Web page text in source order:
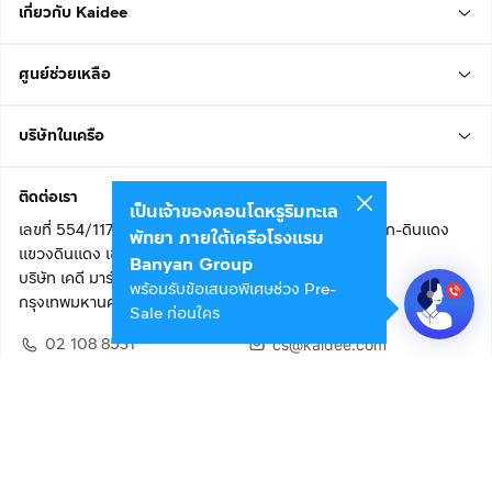
เกี่ยวกับ Kaidee
ศูนย์ช่วยเหลือ
บริษัทในเครือ
ติดต่อเรา
เลขที่ 554/117 อาคารสกายไนน์ เซ็นเตอร์ ชั้น 22 ถนนอโศก-ดินแดง
แขวงดินแดง เขตดินแดง
บริษัท เคดี มาร์เก็ตเพลส จำกัด (สำนักงานใหญ่)
กรุงเทพมหานคร 10400
02 108 8531
cs@kaidee.com
เป็นเจ้าของคอนโดหรูริมทะเล
พัทยา ภายใต้เครือโรงแรม
Banyan Group
พร้อมรับข้อเสนอพิเศษช่วง Pre-
Sale ก่อนใคร